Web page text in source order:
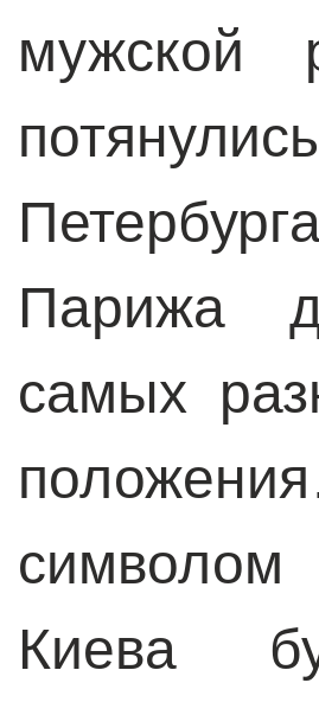
Парижа
самых
символом
Киева